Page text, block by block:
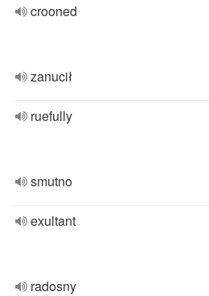
crooned
zanucił
ruefully
smutno
exultant
radosny